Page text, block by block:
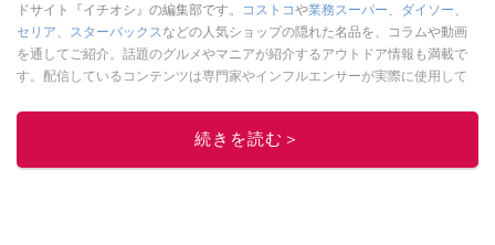
ドサイト『イチオシ』の編集部です。
コストコや業務スーパー、 ダイソー、
セリア、 スターバックスなどの人気ショップの隠れた名品を、コラムや動画
を通してご紹介。話題のグルメやマニアが紹介するアウトドア情報も満載で
す。配信しているコンテンツは専門家やインフルエンサーが実際に使用して
ニュースでフォロー
続きを読む＞